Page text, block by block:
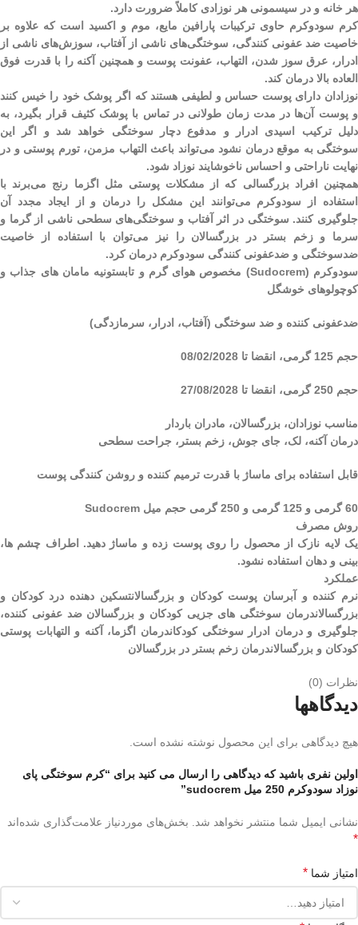
هر خانه و در سیسمونی هر نوزادی کاملاً ضرورت دارد.
کرم سودوکرم حاوی ترکیبات پارافین مایع، موم و اکسید است که علاوه بر
خاصیت ضد عفونی کنندگی، سوختگی‌های ناشی از آفتاب، سوزش‌های ناشی از
ادرار، عرق سوز شدن، التهاب، عفونت پوست و همچنین آکنه را با قدرت فوق
العاده بالا درمان کند.
نوزادان دارای پوست حساس و لطیفی هستند که اگر پوشک خود را خیس کنند
و پوست آن‌ها در مدت زمان طولانی در تماس با پوشک کثیف قرار بگیرد، به
دلیل ترکیب اسیدی ادرار و مدفوع دچار سوختگی خواهد شد و اگر این
سوختگی به موقع درمان نشود می‌تواند باعث التهاب مزمن، تورم پوستی و در
نهایت ناراحتی و احساس ناخوشایند نوزاد شود.
همچنین افراد بزرگسالی که از مشکلات پوستی مثل اگزما رنج می‌برند با
استفاده از سودوکرم می‌توانند این مشکل را درمان و از ایجاد مجدد آن
جلوگیری کنند. سوختگی در اثر آفتاب و سوختگی‌های سطحی ناشی از گرما و
سرما و زخم بستر در بزرگسالان را نیز می‌توان با استفاده از خاصیت
ضدسوختگی و ضدعفونی کنندگی سودوکرم درمان کرد.
سودوکرم (Sudocrem) مخصوص هوای گرم و تابستونیه مامان های جذاب و
کوچولوهای خوشگل
ضدعفونی کننده و ضد سوختگی (آفتاب، ادرار، سرمازدگی)
حجم 125 گرمی، انقضا تا 08/02/2028
حجم 250 گرمی، انقضا تا 27/08/2028
مناسب نوزادان، بزرگسالان، مادران باردار
درمان آکنه، لک، جای جوش، زخم بستر، جراحت سطحی
قابل استفاده برای ماساژ با قدرت ترمیم کننده و روشن کنندگی پوست
60 گرمی و 125 گرمی و 250 گرمی حجم میل Sudocrem
روش مصرف
یک لایه نازک از محصول را روی پوست زده و ماساژ دهید. اطراف چشم ها،
بینی و دهان استفاده نشود.
عملکرد
نرم کننده و آبرسان پوست کودکان و بزرگسالانتسکین دهنده درد کودکان و
بزرگسالاندرمان سوختگی های جزیی کودکان و بزرگسالان ضد عفونی کننده،
جلوگیری و درمان ادرار سوختگی کودکاندرمان اگزما، آکنه و التهابات پوستی
کودکان و بزرگسالاندرمان زخم بستر در بزرگسالان
نظرات (0)
دیدگاهها
هیچ دیدگاهی برای این محصول نوشته نشده است.
اولین نفری باشید که دیدگاهی را ارسال می کنید برای “کرم سوختگی پای
نوزاد سودوکرم 250 میل sudocrem”
نشانی ایمیل شما منتشر نخواهد شد. بخش‌های موردنیاز علامت‌گذاری شده‌اند
*
امتیاز شما *